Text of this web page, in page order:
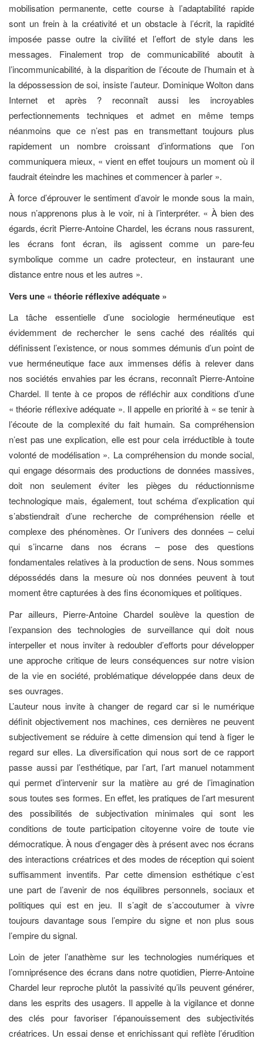
mobilisation permanente, cette course à l’adaptabilité rapide
sont un frein à la créativité et un obstacle à l’écrit, la rapidité
imposée passe outre la civilité et l’effort de style dans les
messages. Finalement trop de communicabilité aboutit à
l’incommunicabilité, à la disparition de l’écoute de l’humain et à
la dépossession de soi, insiste l’auteur. Dominique Wolton dans
Internet et après ? reconnaît aussi les incroyables
perfectionnements techniques et admet en même temps
néanmoins que ce n’est pas en transmettant toujours plus
rapidement un nombre croissant d’informations que l’on
communiquera mieux, « vient en effet toujours un moment où il
faudrait éteindre les machines et commencer à parler ».
À force d’éprouver le sentiment d’avoir le monde sous la main,
nous n’apprenons plus à le voir, ni à l’interpréter. « À bien des
égards, écrit Pierre-Antoine Chardel, les écrans nous rassurent,
les écrans font écran, ils agissent comme un pare-feu
symbolique comme un cadre protecteur, en instaurant une
distance entre nous et les autres ».
Vers une « théorie réflexive adéquate »
La tâche essentielle d’une sociologie herméneutique est
évidemment de rechercher le sens caché des réalités qui
définissent l’existence, or nous sommes démunis d’un point de
vue herméneutique face aux immenses défis à relever dans
nos sociétés envahies par les écrans, reconnaît Pierre-Antoine
Chardel. Il tente à ce propos de réfléchir aux conditions d’une
« théorie réflexive adéquate ». Il appelle en priorité à « se tenir à
l’écoute de la complexité du fait humain. Sa compréhension
n’est pas une explication, elle est pour cela irréductible à toute
volonté de modélisation ». La compréhension du monde social,
qui engage désormais des productions de données massives,
doit non seulement éviter les pièges du réductionnisme
technologique mais, également, tout schéma d’explication qui
s’abstiendrait d’une recherche de compréhension réelle et
complexe des phénomènes. Or l’univers des données – celui
qui s’incarne dans nos écrans – pose des questions
fondamentales relatives à la production de sens. Nous sommes
dépossédés dans la mesure où nos données peuvent à tout
moment être capturées à des fins économiques et politiques.
Par ailleurs, Pierre-Antoine Chardel soulève la question de
l’expansion des technologies de surveillance qui doit nous
interpeller et nous inviter à redoubler d’efforts pour développer
une approche critique de leurs conséquences sur notre vision
de la vie en société, problématique développée dans deux de
ses ouvrages.
L’auteur nous invite à changer de regard car si le numérique
définit objectivement nos machines, ces dernières ne peuvent
subjectivement se réduire à cette dimension qui tend à figer le
regard sur elles. La diversification qui nous sort de ce rapport
passe aussi par l’esthétique, par l’art, l’art manuel notamment
qui permet d’intervenir sur la matière au gré de l’imagination
sous toutes ses formes. En effet, les pratiques de l’art mesurent
des possibilités de subjectivation minimales qui sont les
conditions de toute participation citoyenne voire de toute vie
démocratique. À nous d’engager dès à présent avec nos écrans
des interactions créatrices et des modes de réception qui soient
suffisamment inventifs. Par cette dimension esthétique c’est
une part de l’avenir de nos équilibres personnels, sociaux et
politiques qui est en jeu. Il s’agit de s’accoutumer à vivre
toujours davantage sous l’empire du signe et non plus sous
l’empire du signal.
Loin de jeter l’anathème sur les technologies numériques et
l’omniprésence des écrans dans notre quotidien, Pierre-Antoine
Chardel leur reproche plutôt la passivité qu’ils peuvent générer,
dans les esprits des usagers. Il appelle à la vigilance et donne
des clés pour favoriser l’épanouissement des subjectivités
créatrices. Un essai dense et enrichissant qui reflète l’érudition